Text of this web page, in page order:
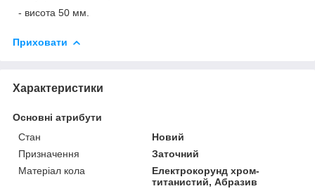
- висота 50 мм.
Приховати
Характеристики
Основні атрибути
Стан
Новий
Призначення
Заточний
Матеріал кола
Електрокорунд хром-
титанистий, Абразив